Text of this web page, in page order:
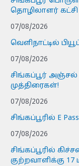
தொழிலாளர் கட்சி
07/08/2026
வெளிநாட்டில்
07/08/2026
சிங்கப்பூர் அஞ்சல்
முத்திரைகள்!
07/08/2026
சிங்கப்பூரில் E
07/08/2026
சிங்கப்பூரில்
குற்றவாளிக்கு 17